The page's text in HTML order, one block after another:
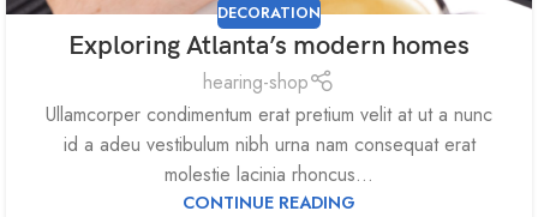
DECORATION
Exploring Atlanta’s modern homes
hearing-shop
Ullamcorper condimentum erat pretium velit at ut a nunc
id a adeu vestibulum nibh urna nam consequat erat
molestie lacinia rhoncus...
CONTINUE READING